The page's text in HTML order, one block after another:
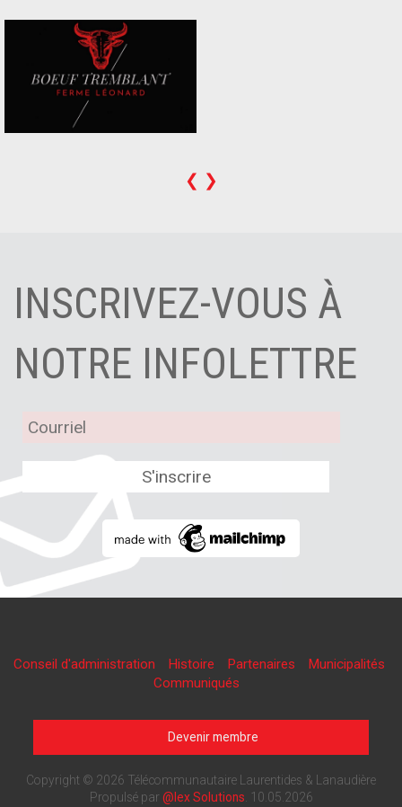
❮ ❯
INSCRIVEZ-VOUS À
NOTRE INFOLETTRE
Conseil d'administration Histoire Partenaires
Municipalités
Communiqués
Devenir membre
Copyright © 2026 Télécommunautaire Laurentides & Lanaudière
Propulsé par @lex Solutions 10.05.2026